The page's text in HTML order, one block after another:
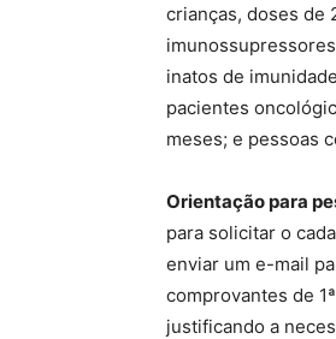
crianças, doses de
inatos de
pacientes
meses; e pessoas
Orientação para
para solicitar o
enviar um e-mail
comprovantes de
justificando a